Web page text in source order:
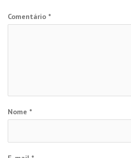
Comentário *
Nome *